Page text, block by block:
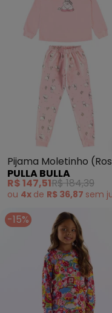
Pijama Moletinho
PULLA BULLA
R$ 147,51R$ 184,39
ou 4x de R$ 36,87 sem
-15%